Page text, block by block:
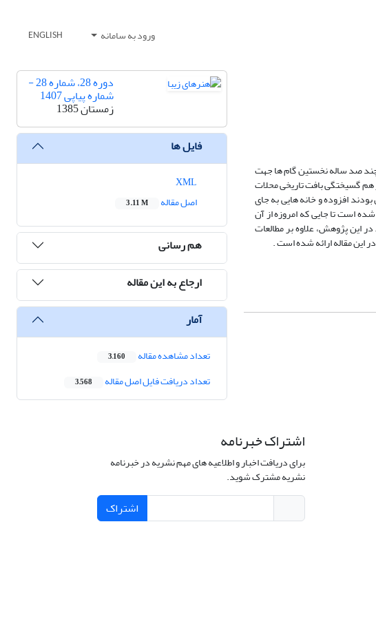
ورود به سامانه ENGLISH
صد ساله نخستین گام ها جهت
گسیختگی بافت تاریخی محلات
افزوده و خانه هایی به جای
است تا جایی که امروزه از آن
این پژوهش، علاوه بر مطالعات
این مقاله ارائه شده است .
دوره 28، شماره 28 -
شماره پیاپی 1407
زمستان 1385
فایل ها
اصل مقاله
3.11 M
هم رسانی
ارجاع به این مقاله
آمار
تعداد مشاهده مقاله 3,160
تعداد دریافت فایل اصل مقاله 3,568
اشتراک خبرنامه
برای دریافت اخبار و اطلاعیه های مهم نشریه در خبرنامه
نشریه مشترک شوید.
اشتراک